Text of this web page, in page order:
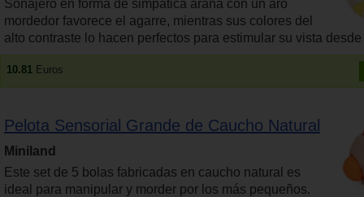
Sonajero en forma de simpática araña con un aro
mordedor favorece el agarre, mientras sus colores del
alto contraste lo hacen perfectos para estimular su vista
10.81 Euros
Pelota Sensorial Grande de Caucho Natural
Miniland
Este set de 5 bolas fabricadas en caucho natural es
ideal para manipular y morder por los más pequeños.